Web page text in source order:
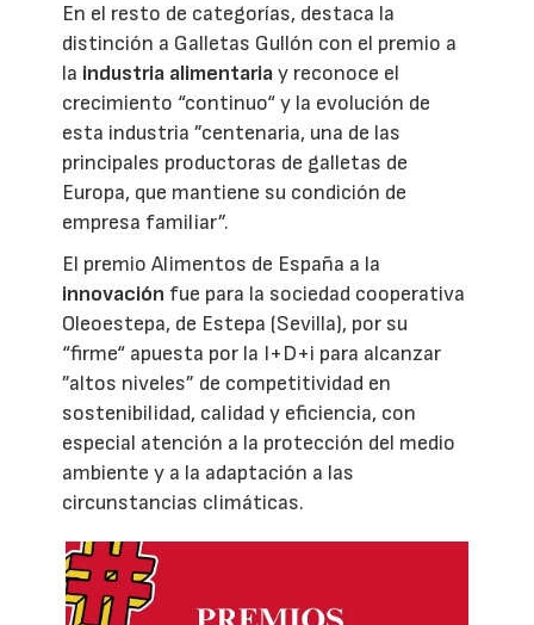
En el resto de categorías, destaca la
distinción a Galletas Gullón con el premio a
la industria alimentariay reconoce el
crecimiento “continuo“ y la evolución de
esta industria ”centenaria, una de las
principales productoras de galletas de
Europa, que mantiene su condición de
empresa familiar”.
El premio Alimentos de España a la
innovación fue para la sociedad cooperativa
Oleoestepa, de Estepa (Sevilla), por su
“firme“ apuesta por la I+D+i para alcanzar
”altos niveles” de competitividad en
sostenibilidad, calidad y eficiencia, con
especial atención a la protección del medio
ambiente y a la adaptación a las
circunstancias climáticas.